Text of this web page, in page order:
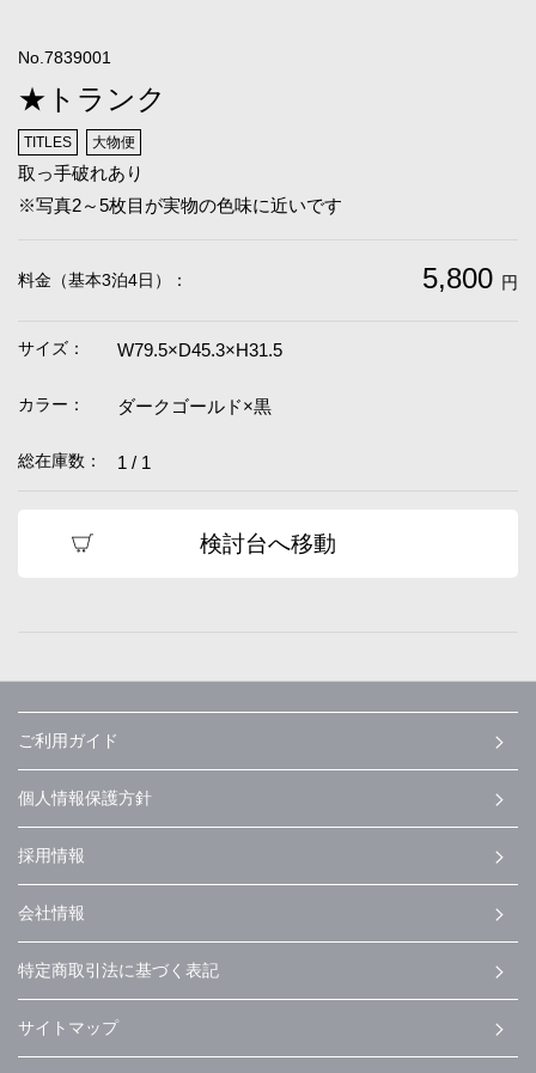
No.7839001
★トランク
TITLES 大物便
取っ手破れあり
※写真2～5枚目が実物の色味に近いです
料金（基本3泊4日）： 5,800 円
サイズ： W79.5×D45.3×H31.5
カラー： ダークゴールド×黒
総在庫数： 1 / 1
検討台へ移動
ご利用ガイド
個人情報保護方針
採用情報
会社情報
特定商取引法に基づく表記
サイトマップ